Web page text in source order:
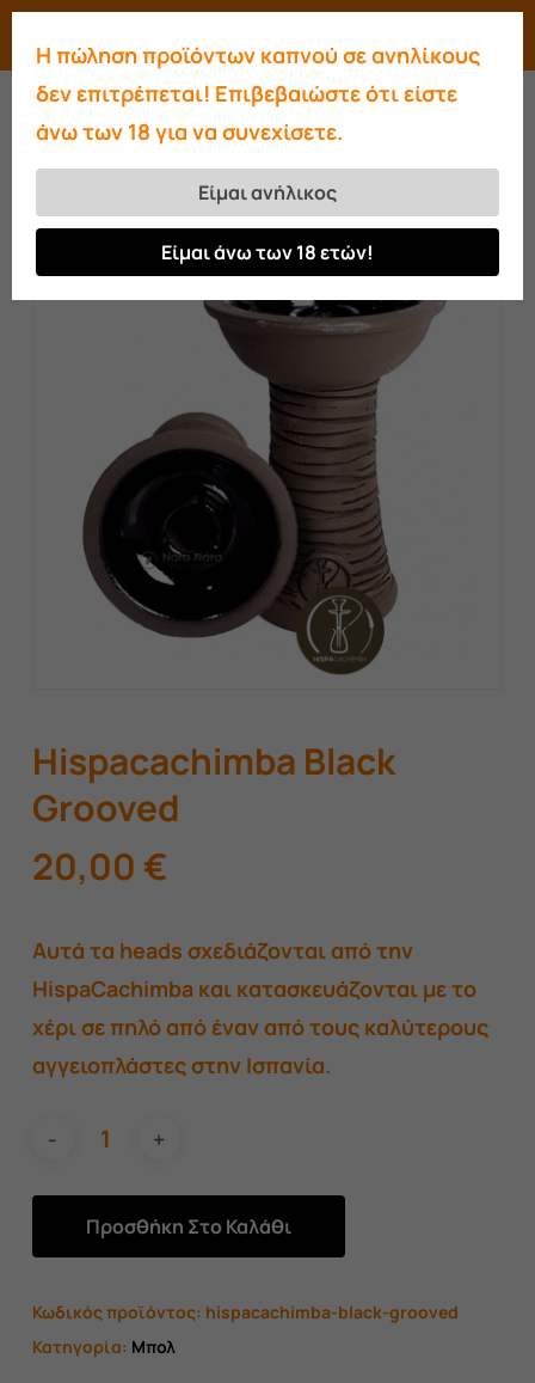
Skip
main
content
searchaccount
Αρχική σελίδα Μπολ
Hispacachimba
Black Grooved
Hispacachimba Black
Grooved
20,00 €
Αυτά τα heads σχεδιάζονται από την
HispaCachimba και κατασκευάζονται με το
χέρι σε πηλό από έναν από τους καλύτερους
αγγειοπλάστες στην Ισπανία.
Προσθήκη Στο Καλάθι
Κωδικός προϊόντος: hispacachimba-black-grooved
Κατηγορία: Μπολ
Close
Η πώληση προϊόντων καπνού σε ανηλίκους
δεν επιτρέπεται! Επιβεβαιώστε ότι είστε
άνω των 18 για να συνεχίσετε.
Είμαι ανήλικος
Είμαι άνω των 18 ετών!